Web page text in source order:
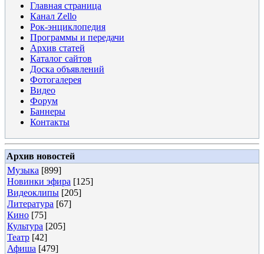
Главная страница
Канал Zello
Рок-энциклопедия
Программы и передачи
Архив статей
Каталог сайтов
Доска объявлений
Фотогалерея
Видео
Форум
Баннеры
Контакты
Архив новостей
Музыка [899]
Новинки эфира [125]
Видеоклипы [205]
Литература [67]
Кино [75]
Культура [205]
Театр [42]
Афиша [479]